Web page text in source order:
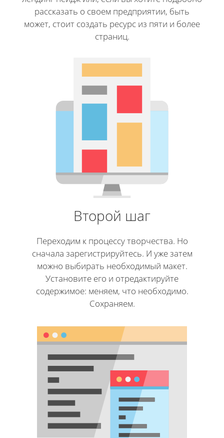
рассказать о своем предприятии, быть
может, стоит создать ресурс из пяти и более
страниц.
Второй шаг
Переходим к процессу творчества. Но
сначала зарегистрируйтесь. И уже затем
можно выбирать необходимый макет.
Установите его и отредактируйте
содержимое: меняем, что необходимо.
Сохраняем.